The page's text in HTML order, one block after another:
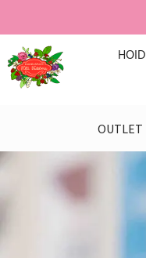
OUTLET
Etusivu